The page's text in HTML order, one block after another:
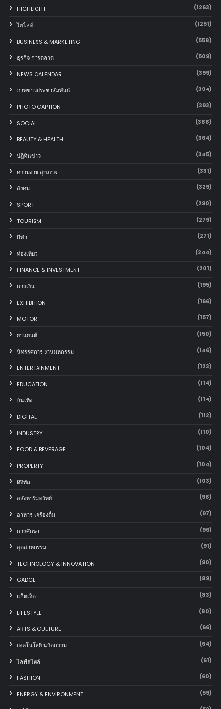
HIGHLIGHT (1263)
ไฮไลท์ (1251)
BUSINESS & MARKETING (558)
ธุรกิจ การตลาด (509)
NEWS CALENDAR (399)
ภาพข่าวประชาสัมพันธ์ (394)
PHOTO CAPTION (393)
SOCIAL (388)
BEAUTY & HEALTH (364)
ปฏิทินข่าว (345)
ความงาม สุขภาพ (331)
สังคม (329)
SPORT (290)
TOURISM (279)
กีฬา (271)
ท่องเที่ยว (244)
FINANCE & INVESTMENT (201)
การเงิน (195)
EXHIBITION (166)
MOTOR (157)
‎ยานยนต์‎ (150)
นิทรรศการ งานมหกรรม (146)
ENTERTAINMENT (123)
EDUCATION (114)
บันเทิง (114)
DIGITAL (112)
INDUSTRY (110)
FOOD & BEVERAGE (104)
PROPERTY (104)
ดิจิทัล (103)
อสังหาริมทรัพย์ (98)
อาหาร เครื่องดื่ม (97)
การศึกษา (96)
อุตสาหกรรม (91)
TECHNOLOGY & INNOVATION (90)
GADGET (89)
แก็ตเจ็ต (83)
LIFESTYLE (80)
ARTS & CULTURE (66)
เทคโนโลยี นวัตกรรม (64)
ไลฟ์สไตล์ (61)
FASHION (60)
ENERGY & ENVIRONMENT (59)